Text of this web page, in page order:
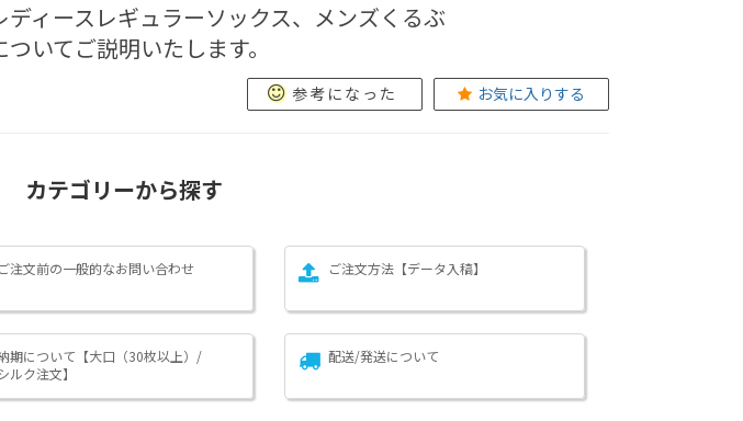
ィースレギュラーソックス、メンズくるぶ
いてご説明いたします。
参考になった お気に入りする
カテゴリーから探す
ご注文前の一般的なお問い合わせ ご注文方法【データ入稿】
期について【大口（30枚以上）/
ルク注文】
配送/発送について